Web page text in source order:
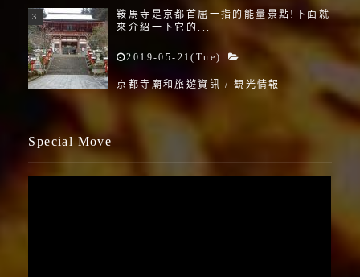
鞍馬寺是京都首屈一指的能量景點!下面就
來介紹一下它的...
2019-05-21(Tue)
京都寺廟和旅遊資訊 /観光情報
Special Move